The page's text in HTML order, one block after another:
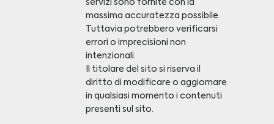
servizi sono fornite con la
massima accuratezza possibile.
Tuttavia potrebbero verificarsi
errori o imprecisioni non
intenzionali.
Il titolare del sito si riserva il
diritto di modificare o aggiornare
in qualsiasi momento i contenuti
presenti sul sito.